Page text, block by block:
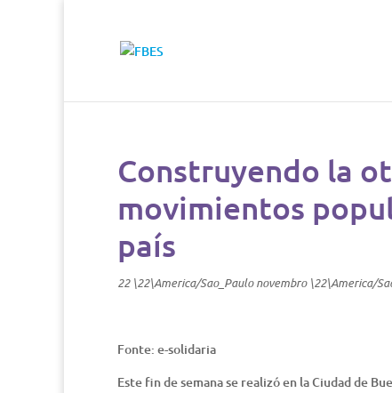
Construyendo la
movimientos
país
22 \22\America/Sao_Paulo novembro \22\America/
Fonte: e-solidaria
Este fin de semana se realizó en la Ciudad de